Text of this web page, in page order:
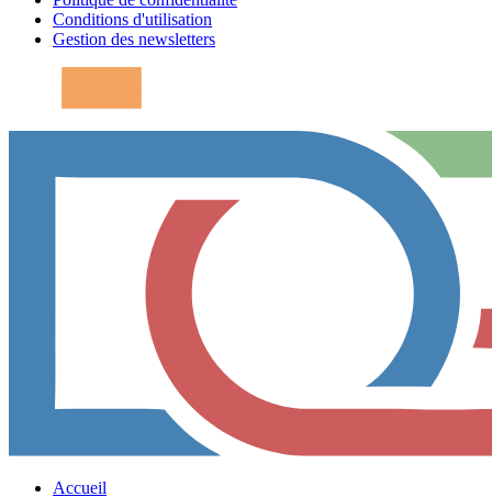
Conditions d'utilisation
Gestion des newsletters
Accueil